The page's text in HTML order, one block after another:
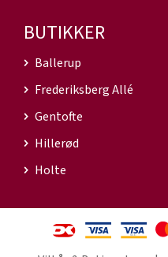
BUTIKKER
Ballerup
Frederiksberg Allé
Gentofte
Hillerød
Holte